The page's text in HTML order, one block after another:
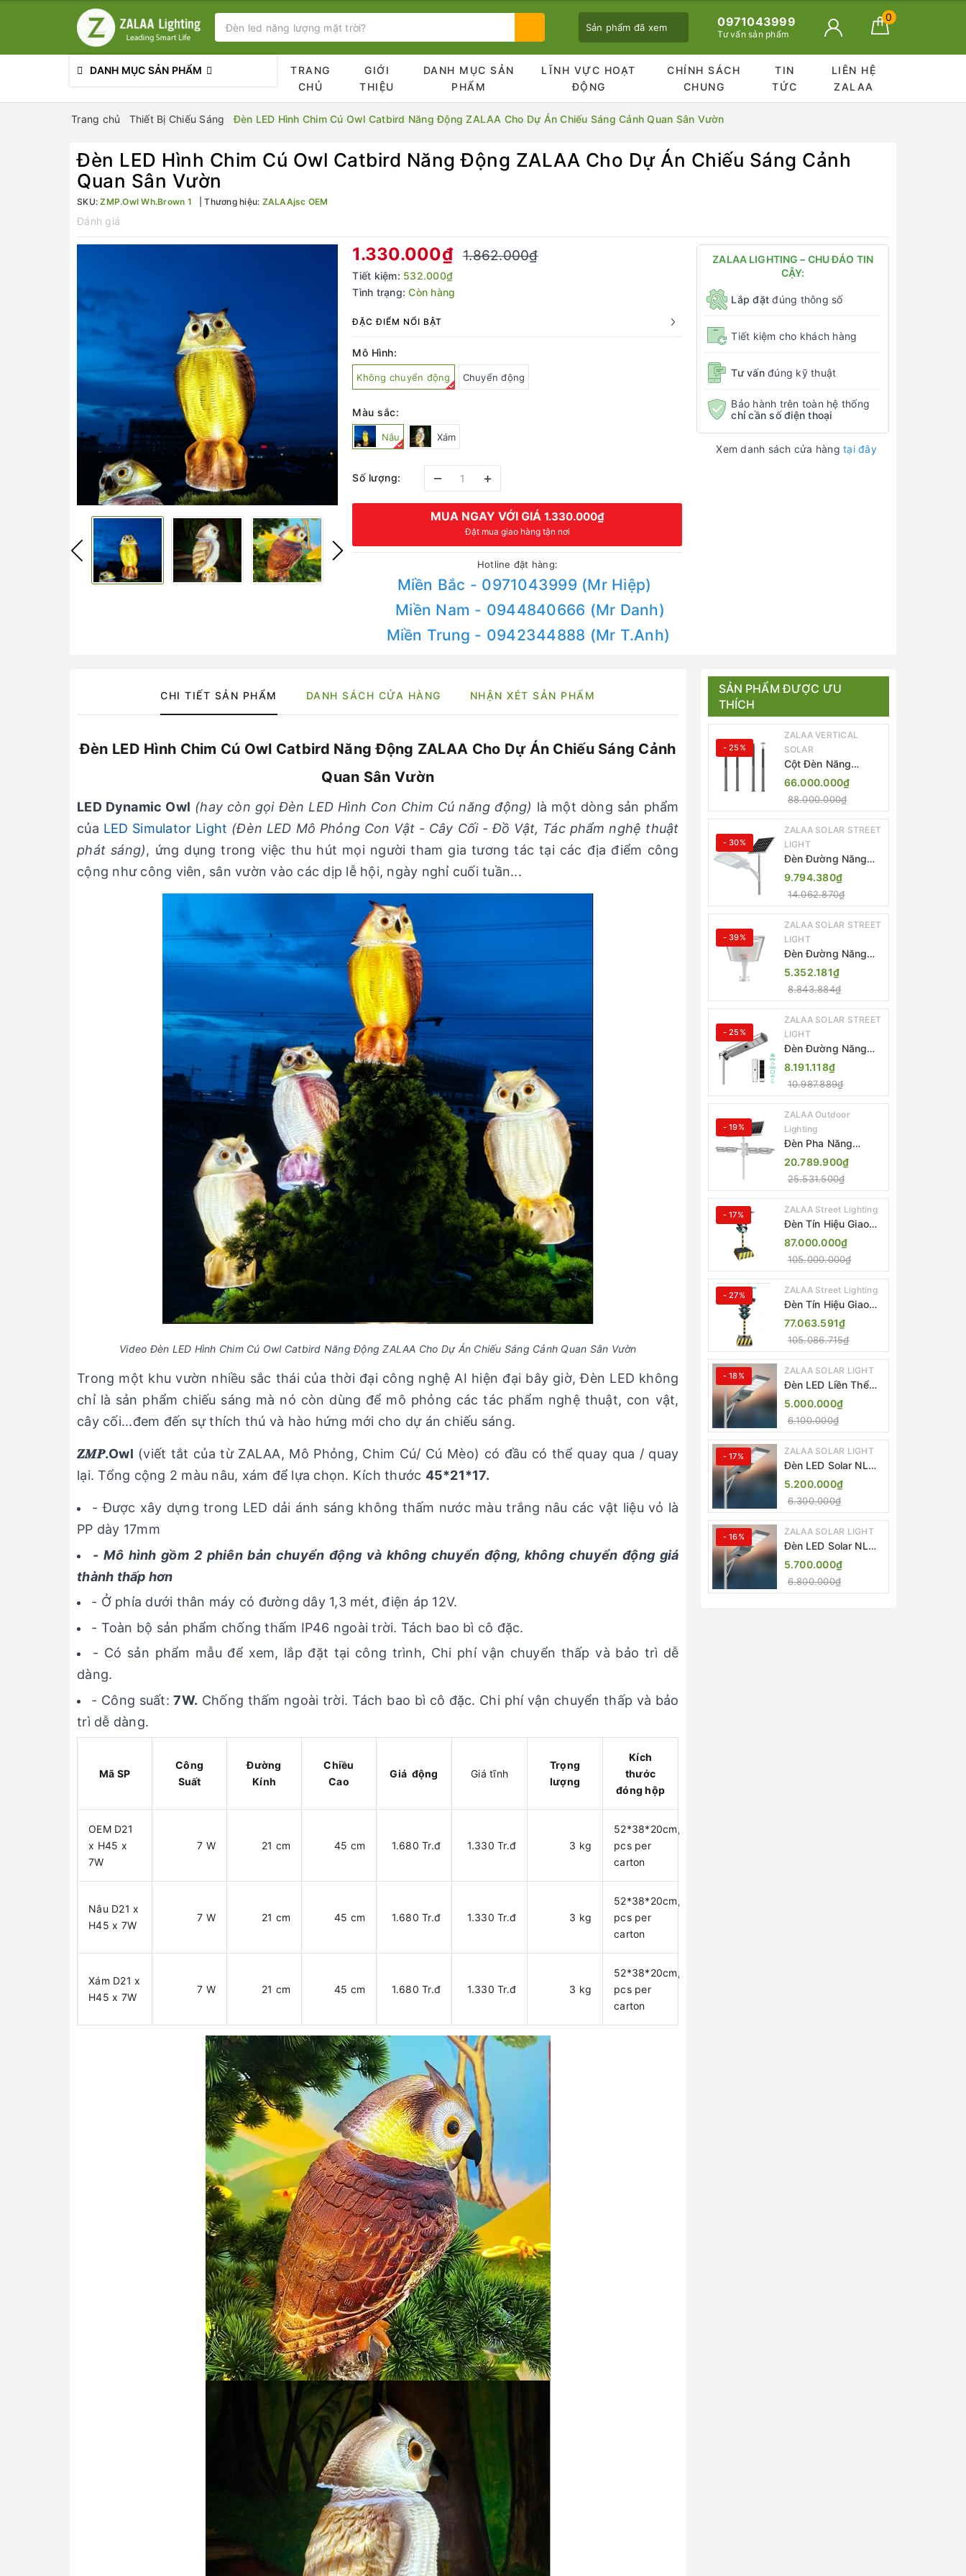
Sản phẩm đã xem
Bạn chưa xem sản phẩm nào
0971043999
Tư vấn sản phẩm
0
DANH MỤC SẢN PHẨM
TRANG
CHỦ
GIỚI
THIỆU
DANH MỤC SẢN
PHẨM
LĨNH VỰC HOẠT
ĐỘNG
CHÍNH SÁCH
CHUNG
TIN
TỨC
LIÊN HỆ
ZALAA
Trang chủ Thiết Bị Chiếu Sáng Đèn LED Hình Chim Cú Owl Catbird Năng Động ZALAA Cho Dự Án Chiếu Sáng Cảnh Quan Sân Vườn
Đèn LED Hình Chim Cú Owl Catbird Năng Động ZALAA Cho Dự Án Chiếu Sáng Cảnh
Quan Sân Vườn
SKU:ZMP.Owl Wh.Brown 1 Thương hiệu: ZALAAjsc OEM
Đánh giá
1.330.000₫ 1.862.000₫
Tiết kiệm: 532.000₫
Tình trạng: Còn hàng
ĐẶC ĐIỂM NỔI BẬT
Mô Hình:
Không chuyển động Chuyển động
Màu sắc:
Nâu Xám
Số lượng: – +
MUA NGAY VỚI GIÁ 1.330.000₫
Đặt mua giao hàng tận nơi
Hotline đặt hàng:
Miền Bắc - 0971043999 (Mr Hiệp)
Miền Nam - 0944840666 (Mr Danh)
Miền Trung - 0942344888 (Mr T.Anh)
ZALAA LIGHTING – CHU ĐÁO TIN
CẬY:
Lắp đặt đúng thông số
Tiết kiệm cho khách hàng
Tư vấnđúng kỹ thuật
Bảo hành trên toàn hệ thống
chỉ cần số điện thoại
Xem danh sách cửa hàngtại đây
CHI TIẾT SẢN PHẨM DANH SÁCH CỬA HÀNG NHẬN XÉT SẢN PHẨM
Đèn LED Hình Chim Cú Owl Catbird Năng Động ZALAA Cho Dự Án Chiếu Sáng Cảnh
Quan Sân Vườn
LED Dynamic Owl (hay còn gọi Đèn LED Hình Con Chim Cú năng động) là một dòng sản phẩm
của LED Simulator Light (Đèn LED Mô Phỏng Con Vật - Cây Cối - Đồ Vật, Tác phẩm nghệ thuật
phát sáng), ứng dụng trong việc thu hút mọi người tham gia tương tác tại các địa điểm công
cộng như công viên, sân vườn vào các dịp lễ hội, ngày nghỉ cuối tuần...
Video Đèn LED Hình Chim Cú Owl Catbird Năng Động ZALAA Cho Dự Án Chiếu Sáng Cảnh Quan Sân Vườn
Trong một khu vườn nhiều sắc thái của thời đại công nghệ AI hiện đại bây giờ, Đèn LED không
chỉ là sản phẩm chiếu sáng mà nó còn dùng để mô phỏng các tác phẩm nghệ thuật, con vật,
cây cối...đem đến sự thích thú và hào hứng mới cho dự án chiếu sáng.
𝒁𝑴𝑷.Owl (viết tắt của từ ZALAA, Mô Phỏng, Chim Cú/ Cú Mèo) có đầu có thể quay qua / quay
lại. Tổng cộng 2 màu nâu, xám để lựa chọn. Kích thước 45*21*17.
- Được xây dựng trong LED dải ánh sáng không thấm nước màu trắng nâu các vật liệu vỏ là
PP dày 17mm
- Mô hình gồm 2 phiên bản chuyển động và không chuyển động, không chuyển động giá
thành thấp hơn
- Ở phía dưới thân máy có đường dây 1,3 mét, điện áp 12V.
- Toàn bộ sản phẩm chống thấm IP46 ngoài trời. Tách bao bì cô đặc.
- Có sản phẩm mẫu để xem, lắp đặt tại công trình, Chi phí vận chuyển thấp và bảo trì dễ
dàng.
- Công suất:7W. Chống thấm ngoài trời. Tách bao bì cô đặc. Chi phí vận chuyển thấp và bảo
trì dễ dàng.
Mã SP
Công
Suất
Đường
Kính
Chiều
Cao
Giá động Giá tĩnh
Trọng
lượng
Kích
thước
đóng hộp
OEM D21
x H45 x
7W
7 W 21 cm 45 cm 1.680 Tr.đ 1.330 Tr.đ 3 kg
52*38*20cm,2
pcs per
carton
Nâu D21 x
H45 x 7W
7 W 21 cm 45 cm 1.680 Tr.đ 1.330 Tr.đ 3 kg
52*38*20cm,2
pcs per
carton
Xám D21 x
H45 x 7W
7 W 21 cm 45 cm 1.680 Tr.đ 1.330 Tr.đ 3 kg
52*38*20cm,2
pcs per
carton
SẢN PHẨM ĐƯỢC ƯU
THÍCH
- 25%
ZALAA VERTICAL
SOLAR
Cột Đèn Năng
Lượng Mặt Trời Dọc
Thông Minh ZSR-
YYDS-360 | ZALAA
Jsc
66.000.000₫
88.000.000₫
- 30%
ZALAA SOLAR STREET
LIGHT
Đèn Đường Năng
Lượng Mặt Trời
Thông Minh Điều
Khiển MPPT ZL-
GMX01 ZALAA
9.794.380₫
14.062.870₫
- 39%
ZALAA SOLAR STREET
LIGHT
Đèn Đường Năng
Lượng Mặt Trời
Nhôm Đúc ZALAA
ZL-BWH Cao Cấp
IP65
5.352.181₫
8.843.884₫
- 25%
ZALAA SOLAR STREET
LIGHT
Đèn Đường Năng
Lượng Mặt Trời Tích
Hợp Camera ZALAA
ZL-BJ04-CCTV
(80W, IP65)
8.191.118₫
10.987.889₫
- 19%
ZALAA Outdoor
Lighting
Đèn Pha Năng
Lượng Mặt Trời Sân
Thể Thao ZALAA
Jsc Chống Nước
IP65 Cao Cấp
20.789.900₫
25.531.500₫
- 17% ZALAA Street Lighting
Đèn Tín Hiệu Giao
Thông Di Động Năng
Lượng Mặt Trời
ZALAA ZL-300A-D
87.000.000₫
105.000.000₫
- 27% ZALAA Street Lighting
Đèn Tín Hiệu Giao
Thông Di Động Năng
Lượng Mặt Trời
ZALAA ZL-409300C
77.063.591₫
105.086.715₫
- 18% ZALAA SOLAR LIGHT
Đèn LED Liền Thể
ZALAA Solar Street
Light ZKC-TG 20W
25W 30W All In One
5.000.000₫
6.100.000₫
- 17% ZALAA SOLAR LIGHT
Đèn LED Solar NLMT
Liền Thể ZKC-TG
20W All in One |
ZALAA Street Light
5.200.000₫
6.300.000₫
- 16% ZALAA SOLAR LIGHT
Đèn LED Solar NLMT
Liền Thể ZKC-TG
25W All in One |
ZALAA Street Light
5.700.000₫
6.800.000₫